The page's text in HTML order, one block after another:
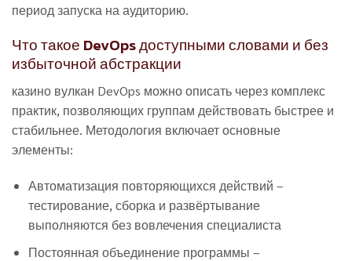
период запуска на аудиторию.
Что такое DevOps доступными словами и без
избыточной абстракции
казино вулкан DevOps можно описать через комплекс
практик, позволяющих группам действовать быстрее и
стабильнее. Методология включает основные
элементы:
Автоматизация повторяющихся действий –
тестирование, сборка и развёртывание
выполняются без вовлечения специалиста
Постоянная объединение программы –